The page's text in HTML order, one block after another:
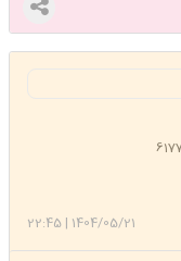
1404/05/21
|
22:45